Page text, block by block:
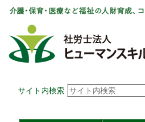
サイト内検索